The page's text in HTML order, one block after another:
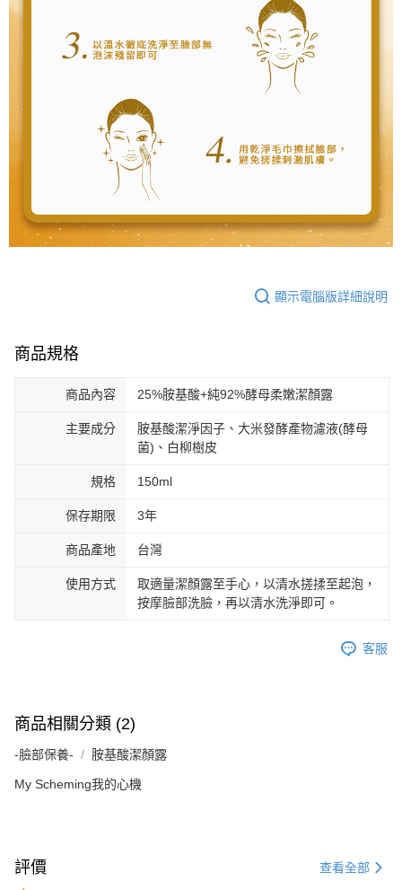
顯示電腦版詳細說明
商品規格
商品內容 25%胺基酸+純92%酵母柔嫩潔顏露
主要成分
胺基酸潔淨因子、大米發酵產物濾液(酵母
菌)、白柳樹皮
規格 150ml
保存期限 3年
商品產地 台灣
使用方式
取適量潔顏露至手心，以清水搓揉至起泡，
按摩臉部洗臉，再以清水洗淨即可。
客服
商品相關分類 (2)
-臉部保養- 胺基酸潔顏露
My Scheming我的心機
評價 查看全部